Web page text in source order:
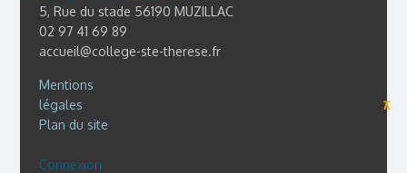
5, Rue du stade 56190 MUZILLAC
02 97 41 69 89
accueil@college-ste-therese.fr
Mentions
légales
⊼
Plan du site
Connexion